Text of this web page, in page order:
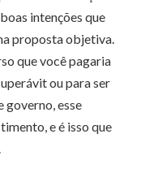
intenções que
proposta objetiva.
que você pagaria
ou para ser
governo, esse
e é isso que